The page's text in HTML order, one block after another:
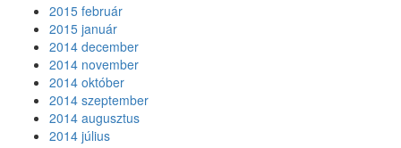
2015 február
2015 január
2014 december
2014 november
2014 október
2014 szeptember
2014 augusztus
2014 július